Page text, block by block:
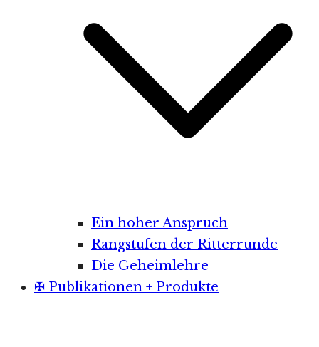
Ein hoher Anspruch
Rangstufen der Ritterrunde
Die Geheimlehre
✠ Publikationen + Produkte